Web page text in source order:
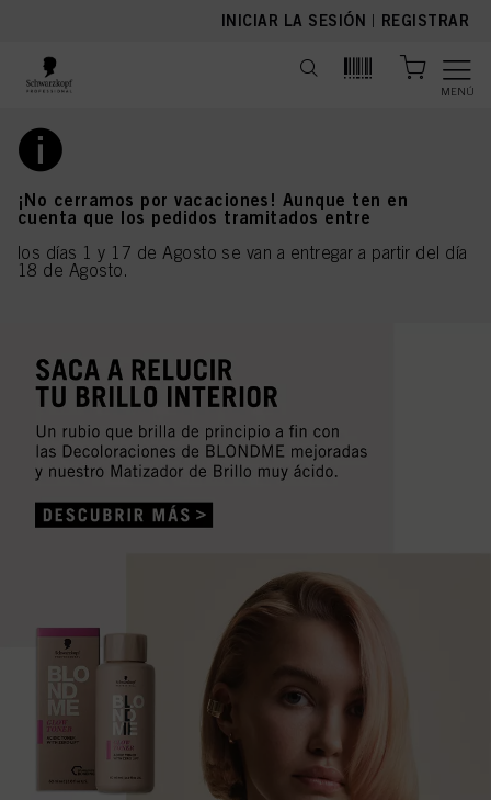
INICIAR LA SESIÓN | REGISTRAR
MENÚ
¡No cerramos por vacaciones! Aunque ten en
cuenta que los pedidos tramitados entre
los días 1 y 17 de Agosto se van a entregar a partir del día
18 de Agosto.